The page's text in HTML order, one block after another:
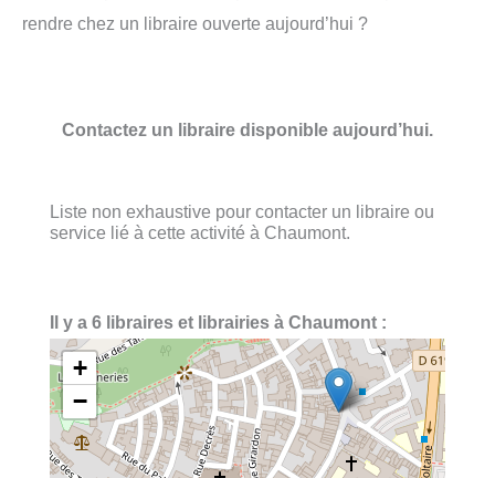
rendre chez un libraire ouverte aujourd’hui ?
Contactez un libraire disponible aujourd’hui.
Liste non exhaustive pour contacter un libraire ou
service lié à cette activité à Chaumont.
Il y a 6 libraires et librairies à Chaumont :
+
−